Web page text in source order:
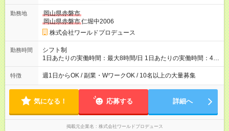
勤務地
岡山県赤磐市
岡山県赤磐市仁堀中2006
株式会社ワールドプロデュース
勤務時間
シフト制
1日あたりの実働時間：最大8時間/日 1日あたりの実働時間：4時
間～8時間 土日祝日のみ 長期休暇は毎日営業
特徴 週1日からOK / 副業・WワークOK / 10名以上の大量募集
気になる！ 応募する 詳細へ
掲載元企業名 株式会社ワールドプロデュース